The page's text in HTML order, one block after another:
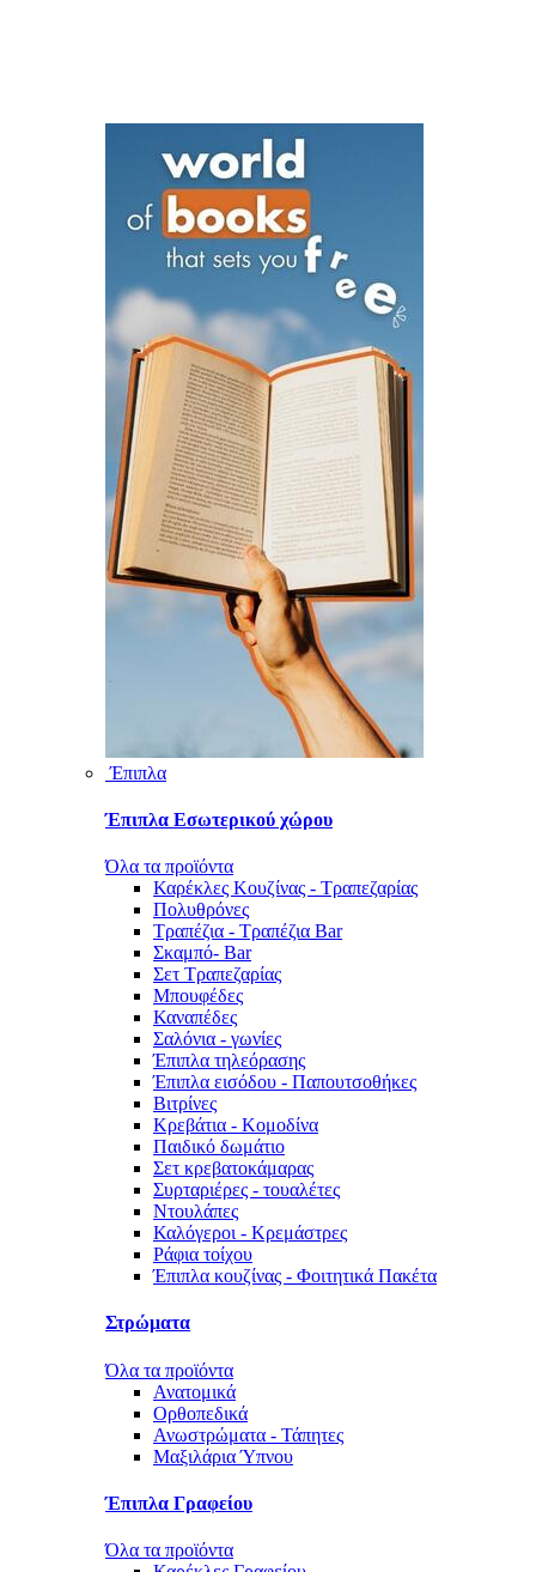
Έπιπλα
Έπιπλα Εσωτερικού χώρου
Όλα τα προϊόντα
Καρέκλες Κουζίνας - Τραπεζαρίας
Πολυθρόνες
Τραπέζια - Τραπέζια Bar
Σκαμπό- Bar
Σετ Τραπεζαρίας
Μπουφέδες
Καναπέδες
Σαλόνια - γωνίες
Έπιπλα τηλεόρασης
Έπιπλα εισόδου - Παπουτσοθήκες
Βιτρίνες
Κρεβάτια - Κομοδίνα
Παιδικό δωμάτιο
Σετ κρεβατοκάμαρας
Συρταριέρες - τουαλέτες
Ντουλάπες
Καλόγεροι - Κρεμάστρες
Ράφια τοίχου
Έπιπλα κουζίνας - Φοιτητικά Πακέτα
Στρώματα
Όλα τα προϊόντα
Ανατομικά
Ορθοπεδικά
Ανωστρώματα - Τάπητες
Μαξιλάρια Ύπνου
Έπιπλα Γραφείου
Όλα τα προϊόντα